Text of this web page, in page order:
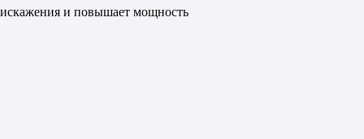
искажения и повышает мощность